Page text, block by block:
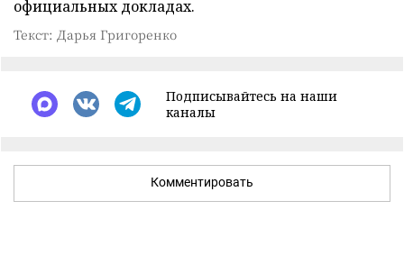
официальных докладах.
Текст: Дарья Григоренко
Подписывайтесь на наши
каналы
Комментировать